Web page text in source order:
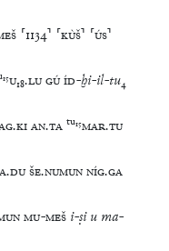
⸢1134⸣ ⸢KÙŠ⸣ ⸢ÚS⸣
₁₅U₁₈.LUGÚÍD-ḫi-il-tu₄
.KIAN.TA tu₁₅MAR.TU
.DUŠE.NUMUNNÍG.GA
MU-MEŠ i-ṣi u ma-